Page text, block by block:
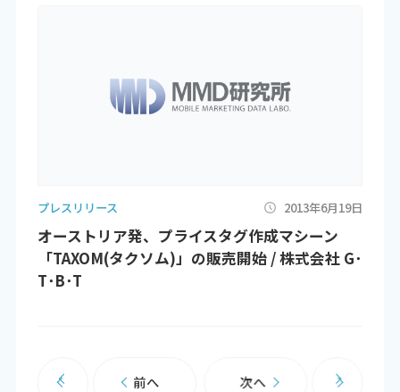
プレスリリース 2013年6月19日
オーストリア発、プライスタグ作成マシーン
「TAXOM(タクソム)」の販売開始 / 株式会社 G･
T･B･T
前へ 次へ